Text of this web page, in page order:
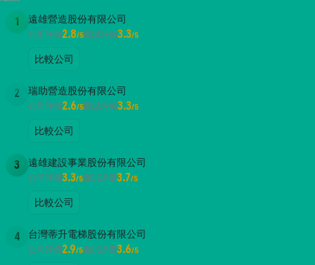
1 遠雄營造股份有限公司
公司評價2.8/5面試評價3.3/5
比較公司
2 瑞助營造股份有限公司
公司評價2.6/5面試評價3.3/5
比較公司
3 遠雄建設事業股份有限公司
公司評價3.3/5面試評價3.7/5
比較公司
4 台灣蒂升電梯股份有限公司
公司評價2.9/5面試評價3.6/5